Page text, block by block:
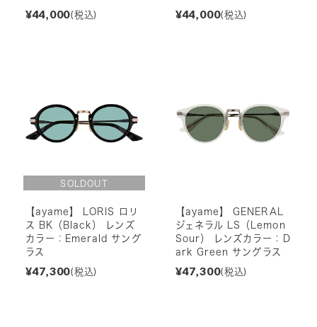
¥44,000(税込) ¥44,000(税込)
【ayame】 LORIS ロリ
ス BK（Black） レンズ
カラー：Emerald サング
ラス
¥47,300(税込)
【ayame】 GENERAL
ジェネラル LS（Lemon
Sour） レンズカラー：D
ark Green サングラス
¥47,300(税込)